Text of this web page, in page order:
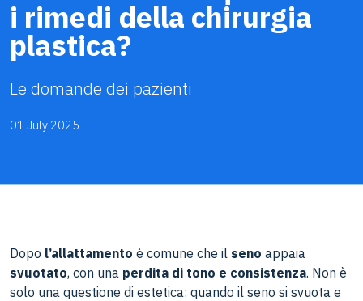
i rimedi della chirurgia
plastica?
Le domande dei pazienti
01 July 2025
Dopo l’allattamento è comune che il seno appaia
svuotato, con una perdita di tono e consistenza. Non è
solo una questione di estetica: quando il seno si svuota e